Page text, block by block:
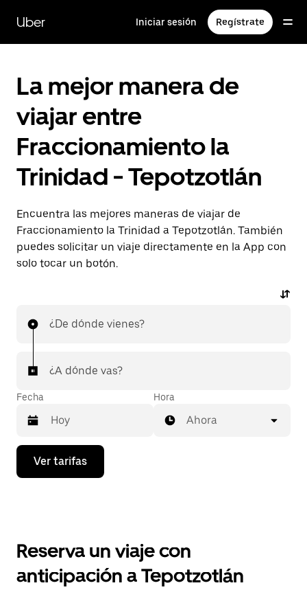
contenido
principal
Uber Iniciar sesión Regístrate
La mejor manera de
viajar entre
Fraccionamiento la
Trinidad - Tepotzotlán
Encuentra las mejores maneras de viajar de
Fraccionamiento la Trinidad a Tepotzotlán. También
puedes solicitar un viaje directamente en la App con
solo tocar un botón.
¿De dónde vienes?
¿A dónde vas?
Fecha
Presiona
flecha
el
y
selecciona
Hora
Ahora
Ver tarifas
Reserva un viaje con
anticipación a Tepotzotlán